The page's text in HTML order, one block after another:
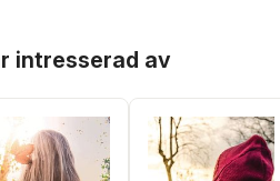
intresserad av